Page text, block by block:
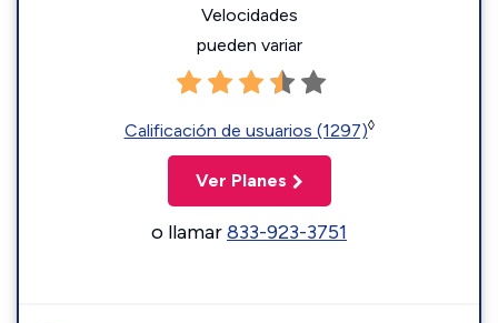
Velocidades
pueden variar
Calificación de usuarios (1297)◊
Ver Planes
o llamar833-923-3751